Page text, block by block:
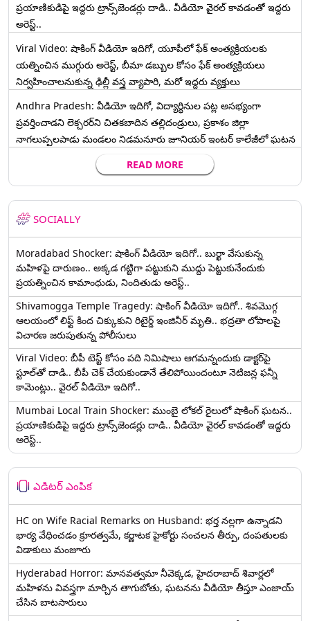
ప్రయాణికుడిపై ఇద్దరు ట్రాన్స్‌జెండర్లు దాడి.. వీడియో వైరల్ కావడంతో ఇద్దరు
అరెస్ట్..
Viral Video: షాకింగ్ వీడియో ఇదిగో, యూపీలో ఫేక్ అంత్యక్రియలకు
యత్నించిన ముగ్గురు అరెస్ట్, బీమా డబ్బుల కోసం ఫేక్ అంత్యక్రియలు
నిర్వహించాలనుకున్న ఢిల్లీ వస్త్ర వ్యాపారి, మరో ఇద్దరు వ్యక్తులు
Andhra Pradesh: వీడియో ఇదిగో, విద్యార్థినుల పట్ల అసభ్యంగా
ప్రవర్తించాడని లెక్చ‌ర‌ర్‌ని చిత‌క‌బాదిన త‌ల్లిదండ్రులు, ప్రకాశం జిల్లా
నాగలుప్పలపాడు మండలం నిడమనూరు జూనియర్ ఇంటర్ కాలేజీలో ఘటన
READ MORE
SOCIALLY
Moradabad Shocker: షాకింగ్ వీడియో ఇదిగో.. బుర్ఖా వేసుకున్న
మహిళపై దారుణం.. అక్కడ గట్టిగా పట్టుకుని ముద్దు పెట్టుకునేందుకు
ప్రయత్నించిన కామాంధుడు, నిందితుడు అరెస్ట్..
Shivamogga Temple Tragedy: షాకింగ్ వీడియో ఇదిగో.. శివమొగ్గ
ఆలయంలో లిఫ్ట్ కింద చిక్కుకుని రిటైర్డ్ ఇంజినీర్ మృతి.. భద్రతా లోపాలపై
విచారణ జరుపుతున్న పోలీసులు
Viral Video: బీపీ టెస్ట్‌ కోసం పది నిమిషాలు ఆగమన్నందుకు డాక్టర్‌పై
స్టూల్‌తో దాడి.. బీపీ చెక్ చేయకుండానే తేలిపోయిందంటూ నెటిజన్ల ఫన్నీ
కామెంట్లు.. వైరల్ వీడియో ఇదిగో..
Mumbai Local Train Shocker: ముంబై లోకల్ రైలులో షాకింగ్ ఘటన..
ప్రయాణికుడిపై ఇద్దరు ట్రాన్స్‌జెండర్లు దాడి.. వీడియో వైరల్ కావడంతో ఇద్దరు
అరెస్ట్..
ఎడిటర్ ఎంపిక
HC on Wife Racial Remarks on Husband: భర్త న‌ల్ల‌గా ఉన్నాడ‌ని
భార్య వేధించ‌డం క్రూర‌త్వ‌మే, కర్ణాటక హైకోర్టు సంచలన తీర్పు, దంపతులకు
విడాకులు మంజూరు
Hyderabad Horror: మానవత్వమా నీవెక్కడ, హైదరాబాద్ శివార్లలో
మహిళను వివస్త్రగా మార్చిన తాగుబోతు, ఘటనను వీడియో తీస్తూ ఎంజాయ్
చేసిన బాటసారులు